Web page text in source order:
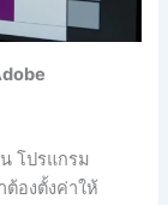
โปรแกรม
องตั้งค่าให้